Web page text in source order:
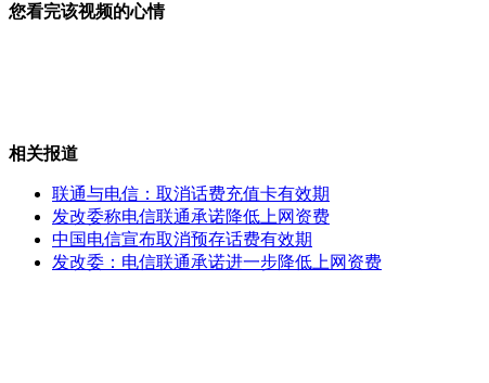
黄品源带嫩模上汽车旅馆？
您看完该视频的心情
相关报道
联通与电信：取消话费充值卡有效期
发改委称电信联通承诺降低上网资费
中国电信宣布取消预存话费有效期
发改委：电信联通承诺进一步降低上网资费